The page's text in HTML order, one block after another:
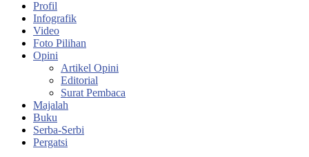
Profil
Infografik
Video
Foto Pilihan
Opini
Artikel Opini
Editorial
Surat Pembaca
Majalah
Buku
Serba-Serbi
Pergatsi